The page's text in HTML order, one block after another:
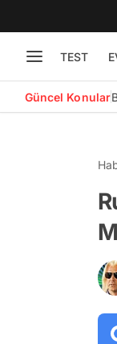
TEST
Güncel Konular